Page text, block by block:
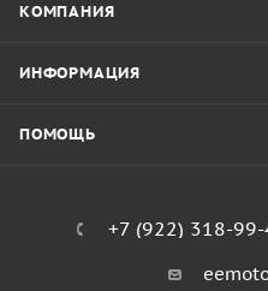
КОМПАНИЯ
ИНФОРМАЦИЯ
ПОМОЩЬ
+7 (922) 318-